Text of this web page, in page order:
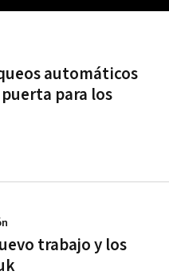
automáticos
para los
trabajo y los